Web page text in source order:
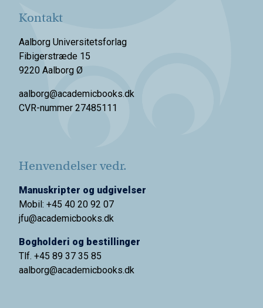
Kontakt
Aalborg Universitetsforlag
Fibigerstræde 15
9220 Aalborg Ø
aalborg@academicbooks.dk
CVR-nummer 27485111
Henvendelser vedr.
Manuskripter og udgivelser
Mobil: +45 40 20 92 07
jfu@academicbooks.dk
Bogholderi og bestillinger
Tlf. +45 89 37 35 85
aalborg@academicbooks.dk